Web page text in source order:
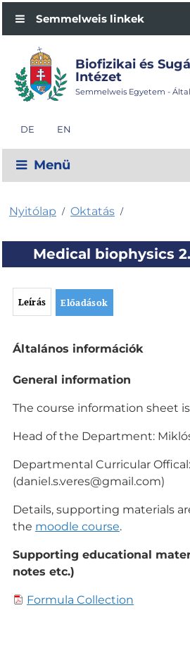
Semmelweis linkek
Biofizikai és
Intézet
Semmelweis Egyetem -
DE EN
Menü
Nyitólap / Oktatás /
Medical biophysics 2.
Leírás Előadások
L
e
r
á
s
Általános információk
General information
The course information sheet is
Head of the Department:
Departmental Curricular
(daniel.s.veres@gmail.com)
Details, supporting materials
the moodle course.
Supporting educational
notes etc.)
Formula Collection